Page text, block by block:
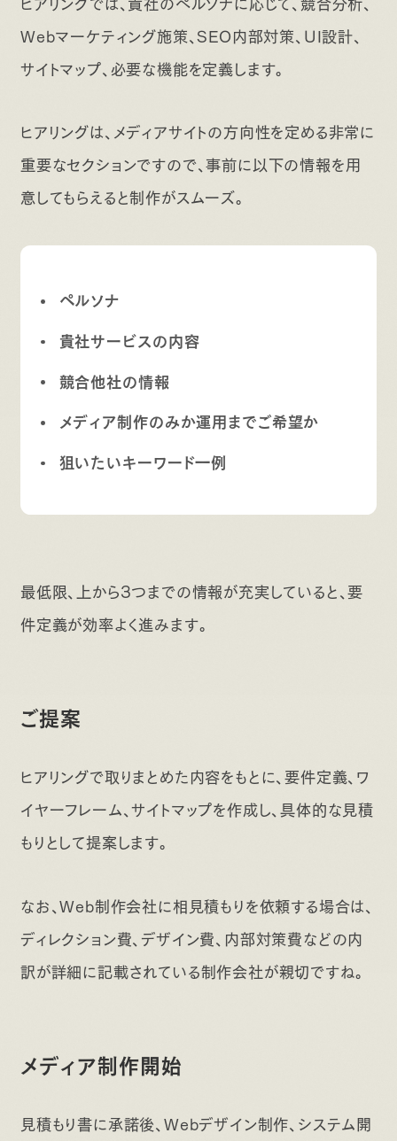
Webマーケティング施策、SEO内部対策、UI設計、
サイトマップ、必要な機能を定義します。
ヒアリングは、メディアサイトの方向性を定める非常に
重要なセクションですので、事前に以下の情報を用
意してもらえると制作がスムーズ。
ペルソナ
貴社サービスの内容
競合他社の情報
メディア制作のみか運用までご希望か
狙いたいキーワード一例
最低限、上から3つまでの情報が充実していると、要
件定義が効率よく進みます。
ご提案
ヒアリングで取りまとめた内容をもとに、要件定義、ワ
イヤーフレーム、サイトマップを作成し、具体的な見積
もりとして提案します。
なお、Web制作会社に相見積もりを依頼する場合は、
ディレクション費、デザイン費、内部対策費などの内
訳が詳細に記載されている制作会社が親切ですね。
メディア制作開始
見積もり書に承諾後、Webデザイン制作、システム開